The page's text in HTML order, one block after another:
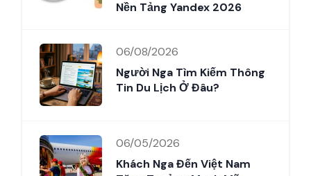
Nền Tảng Yandex 2026
06/08/2026
Người Nga Tìm Kiếm Thông
Tin Du Lịch Ở Đâu?
06/05/2026
Khách Nga Đến Việt Nam